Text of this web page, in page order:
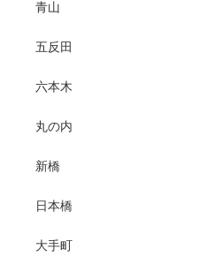
青山
五反田
六本木
丸の内
新橋
日本橋
大手町